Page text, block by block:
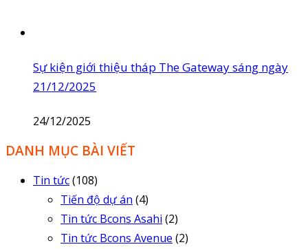
Sự kiện giới thiệu tháp The Gateway sáng ngày
21/12/2025
24/12/2025
DANH MỤC BÀI VIẾT
Tin tức(108)
Tiến độ dự án (4)
Tin tức Bcons Asahi (2)
Tin tức Bcons Avenue (2)